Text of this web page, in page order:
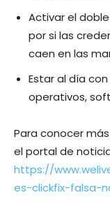
Activar el
por si las
caen en las
Estar al día
operativos,
Para conocer
el portal de
https://
es-clickfix-falsa-